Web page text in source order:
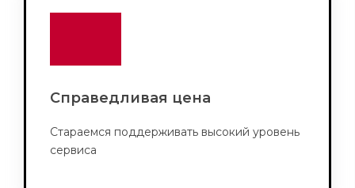
Справедливая цена
Стараемся поддерживать высокий уровень
сервиса